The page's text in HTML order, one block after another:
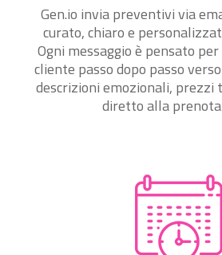
Gen.io invia preventivi via
curato, chiaro e
Ogni messaggio è pensato
cliente passo dopo passo
descrizioni emozionali,
diretto alla